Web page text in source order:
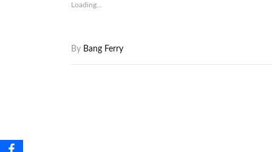
Loading...
By Bang Ferry